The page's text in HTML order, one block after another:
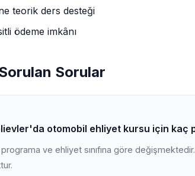
teorik ders desteği
ödeme imkânı
Sorular
otomobil ehliyet kursu için kaç
ve ehliyet sınıfına göre